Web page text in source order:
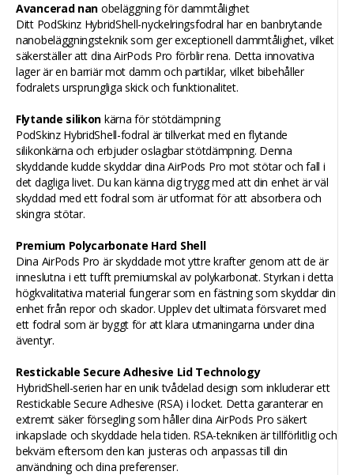
Avancerad nan obeläggning för dammtålighet
Ditt PodSkinz HybridShell-nyckelringsfodral har en banbrytande
nanobeläggningsteknik som ger exceptionell dammtålighet, vilket
säkerställer att dina AirPods Pro förblir rena. Detta innovativa
lager är en barriär mot damm och partiklar, vilket bibehåller
fodralets ursprungliga skick och funktionalitet.
Flytande silikon kärna för stötdämpning
PodSkinz HybridShell-fodral är tillverkat med en flytande
silikonkärna och erbjuder oslagbar stötdämpning. Denna
skyddande kudde skyddar dina AirPods Pro mot stötar och fall i
det dagliga livet. Du kan känna dig trygg med att din enhet är väl
skyddad med ett fodral som är utformat för att absorbera och
skingra stötar.
Premium Polycarbonate Hard Shell
Dina AirPods Pro är skyddade mot yttre krafter genom att de är
inneslutna i ett tufft premiumskal av polykarbonat. Styrkan i detta
högkvalitativa material fungerar som en fästning som skyddar din
enhet från repor och skador. Upplev det ultimata försvaret med
ett fodral som är byggt för att klara utmaningarna under dina
äventyr.
Restickable Secure Adhesive Lid Technology
HybridShell-serien har en unik tvådelad design som inkluderar ett
Restickable Secure Adhesive (RSA) i locket. Detta garanterar en
extremt säker försegling som håller dina AirPods Pro säkert
inkapslade och skyddade hela tiden. RSA-tekniken är tillförlitlig och
bekväm eftersom den kan justeras och anpassas till din
användning och dina preferenser.